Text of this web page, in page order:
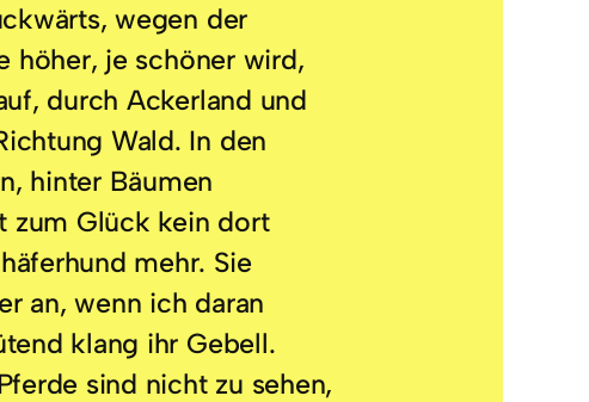
wegen der
höher, je schöner wird,
durch Ackerland und
Wald. In den
hinter Bäumen
zum Glück kein dort
mehr. Sie
an, wenn ich daran
klang ihr Gebell.
sind nicht zu sehen,